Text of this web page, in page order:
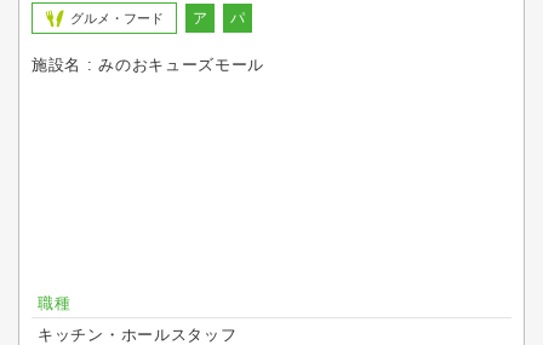
グルメ・フード ア パ
施設名 : みのおキューズモール
職種
キッチン・ホールスタッフ